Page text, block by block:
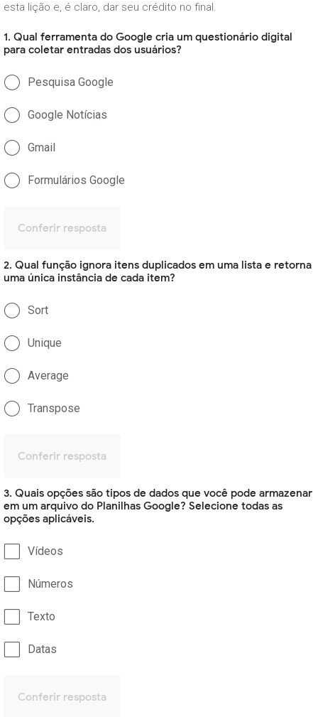
esta lição e, é claro, dar seu crédito no final.
1. Qual ferramenta do Google cria um questionário digital
para coletar entradas dos usuários?
Pesquisa Google
Google Notícias
Gmail
Formulários Google
Conferir resposta
2. Qual função ignora itens duplicados em uma lista e retorna
uma única instância de cada item?
Sort
Unique
Average
Transpose
Conferir resposta
3. Quais opções são tipos de dados que você pode armazenar
em um arquivo do Planilhas Google? Selecione todas as
opções aplicáveis.
Vídeos
Números
Texto
Datas
Conferir resposta